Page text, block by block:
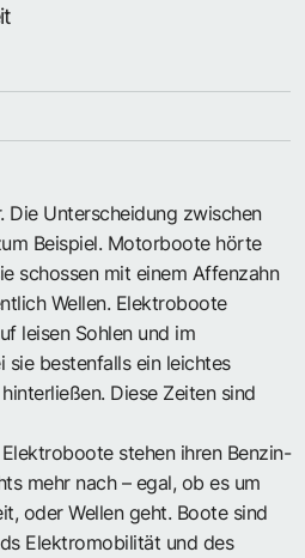
Die Unterscheidung zwischen
Beispiel. Motorboote hörte
schossen mit einem Affenzahn
Wellen. Elektroboote
leisen Sohlen und im
bestenfalls ein leichtes
Diese Zeiten sind
stehen ihren Benzin-
mehr nach – egal, ob es um
oder Wellen geht. Boote sind
Elektromobilität und des